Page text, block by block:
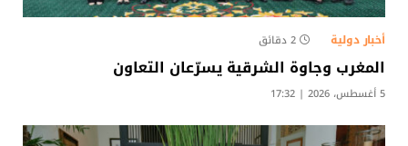
أخبار دولية 2 دقائق
المغرب وجاوة الشرقية يسرّعان التعاون
5 أغسطس، 2026 | 17:32